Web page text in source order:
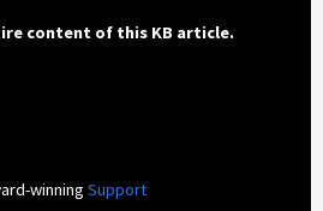
content of this KB article.
winningSupport